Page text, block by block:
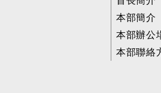
本部簡介
本部辦公
本部聯絡